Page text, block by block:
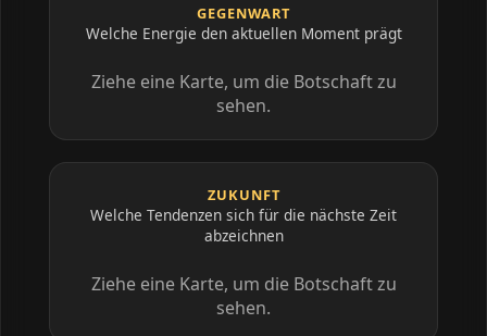
GEGENWART
Welche Energie den aktuellen Moment prägt
Ziehe eine Karte, um die Botschaft zu
sehen.
ZUKUNFT
Welche Tendenzen sich für die nächste Zeit
abzeichnen
Ziehe eine Karte, um die Botschaft zu
sehen.